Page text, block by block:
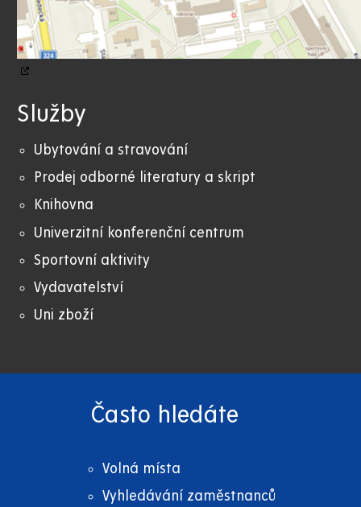
Služby
Ubytování a stravování
Prodej odborné literatury a skript
Knihovna
Univerzitní konferenční centrum
Sportovní aktivity
Vydavatelství
Uni zboží
Často hledáte
Volná místa
Vyhledávání zaměstnanců